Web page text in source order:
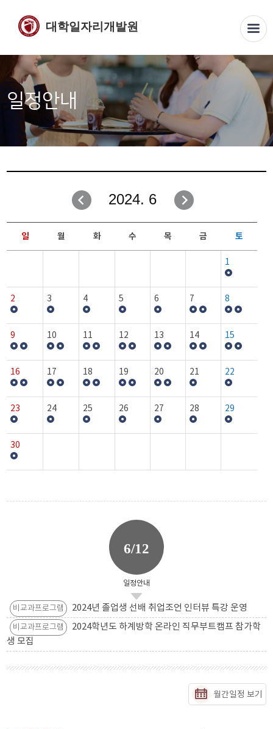
대학일자리개발원
일정안내
2024. 6
일 월 화 수 목 금 토
1
2 3 4 5 6 7 8
9 10 11 12 13 14 15
16 17 18 19 20 21 22
23 24 25 26 27 28 29
30
6/12
일정안내
비교과프로그램 2024년 졸업생 선배 취업조언 인터뷰 특강 운영
비교과프로그램
2024학년도 하계방학 온라인 직무부트캠프 참가학
생 모집
월간일정 보기